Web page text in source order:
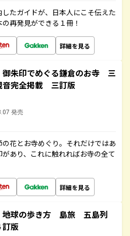
たガイドが、日本人にこそ伝えた
再発見ができる１冊！
詳細を見る
朱印でめぐる鎌倉のお寺 三
音完全掲載 三訂版
発売
花とお寺めぐり。それだけではあ
あり、これに触れればお寺の全て
詳細を見る
球の歩き方 島旅 五島列
版